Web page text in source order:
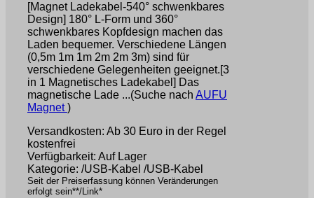
[Magnet Ladekabel-540° schwenkbares
Design] 180° L-Form und 360°
schwenkbares Kopfdesign machen das
Laden bequemer. Verschiedene Längen
(0,5m 1m 1m 2m 2m 3m) sind für
verschiedene Gelegenheiten geeignet.[3
in 1 Magnetisches Ladekabel] Das
magnetische Lade ...(Suche nach AUFU
Magnet)
Versandkosten: Ab 30 Euro in der Regel
kostenfrei
Verfügbarkeit: Auf Lager
Kategorie: /USB-Kabel /USB-Kabel
Seit der Preiserfassung können Veränderungen
erfolgt sein**/Link*